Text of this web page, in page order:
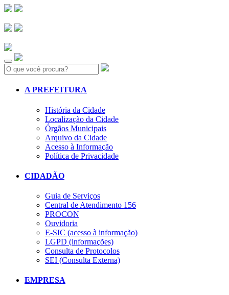
Search:
A PREFEITURA
História da Cidade
Localização da Cidade
Órgãos Municipais
Arquivo da Cidade
Acesso à Informação
Política de Privacidade
CIDADÃO
Guia de Serviços
Central de Atendimento 156
PROCON
Ouvidoria
E-SIC (acesso à informação)
LGPD (informações)
Consulta de Protocolos
SEI (Consulta Externa)
EMPRESA